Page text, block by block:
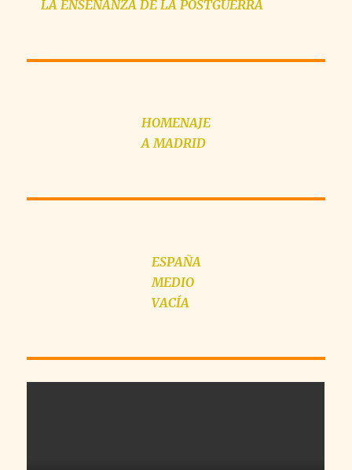
LA ENSEÑANZA DE LA POSTGUERRA
HOMENAJE
A MADRID
ESPAÑA
MEDIO
VACÍA